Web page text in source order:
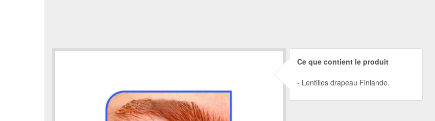
Ce que contient le produit
Lentilles drapeau Finlande.